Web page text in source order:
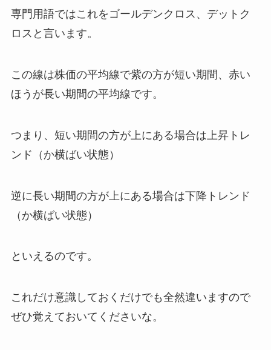
専門用語ではこれをゴールデンクロス、デットク
ロスと言います。
この線は株価の平均線で紫の方が短い期間、赤い
ほうが長い期間の平均線です。
つまり、短い期間の方が上にある場合は上昇トレ
ンド（か横ばい状態）
逆に長い期間の方が上にある場合は下降トレンド
（か横ばい状態）
といえるのです。
これだけ意識しておくだけでも全然違いますので
ぜひ覚えておいてくださいな。